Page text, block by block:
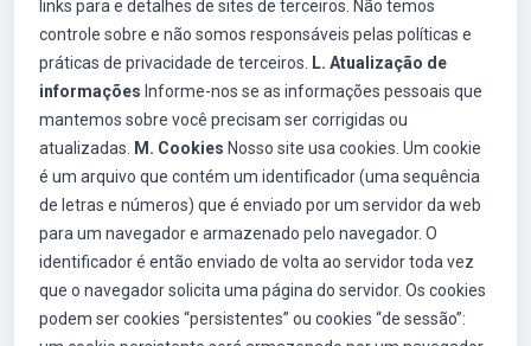
links para e detalhes de sites de terceiros. Não temos
controle sobre e não somos responsáveis pelas políticas e
práticas de privacidade de terceiros.
L. Atualização de
informações Informe-nos se as informações pessoais que
mantemos sobre você precisam ser corrigidas ou
atualizadas.
M. Cookies Nosso site usa cookies. Um cookie
é um arquivo que contém um identificador (uma sequência
de letras e números) que é enviado por um servidor da web
para um navegador e armazenado pelo navegador. O
identificador é então enviado de volta ao servidor toda vez
que o navegador solicita uma página do servidor. Os cookies
podem ser cookies “persistentes” ou cookies “de sessão”: